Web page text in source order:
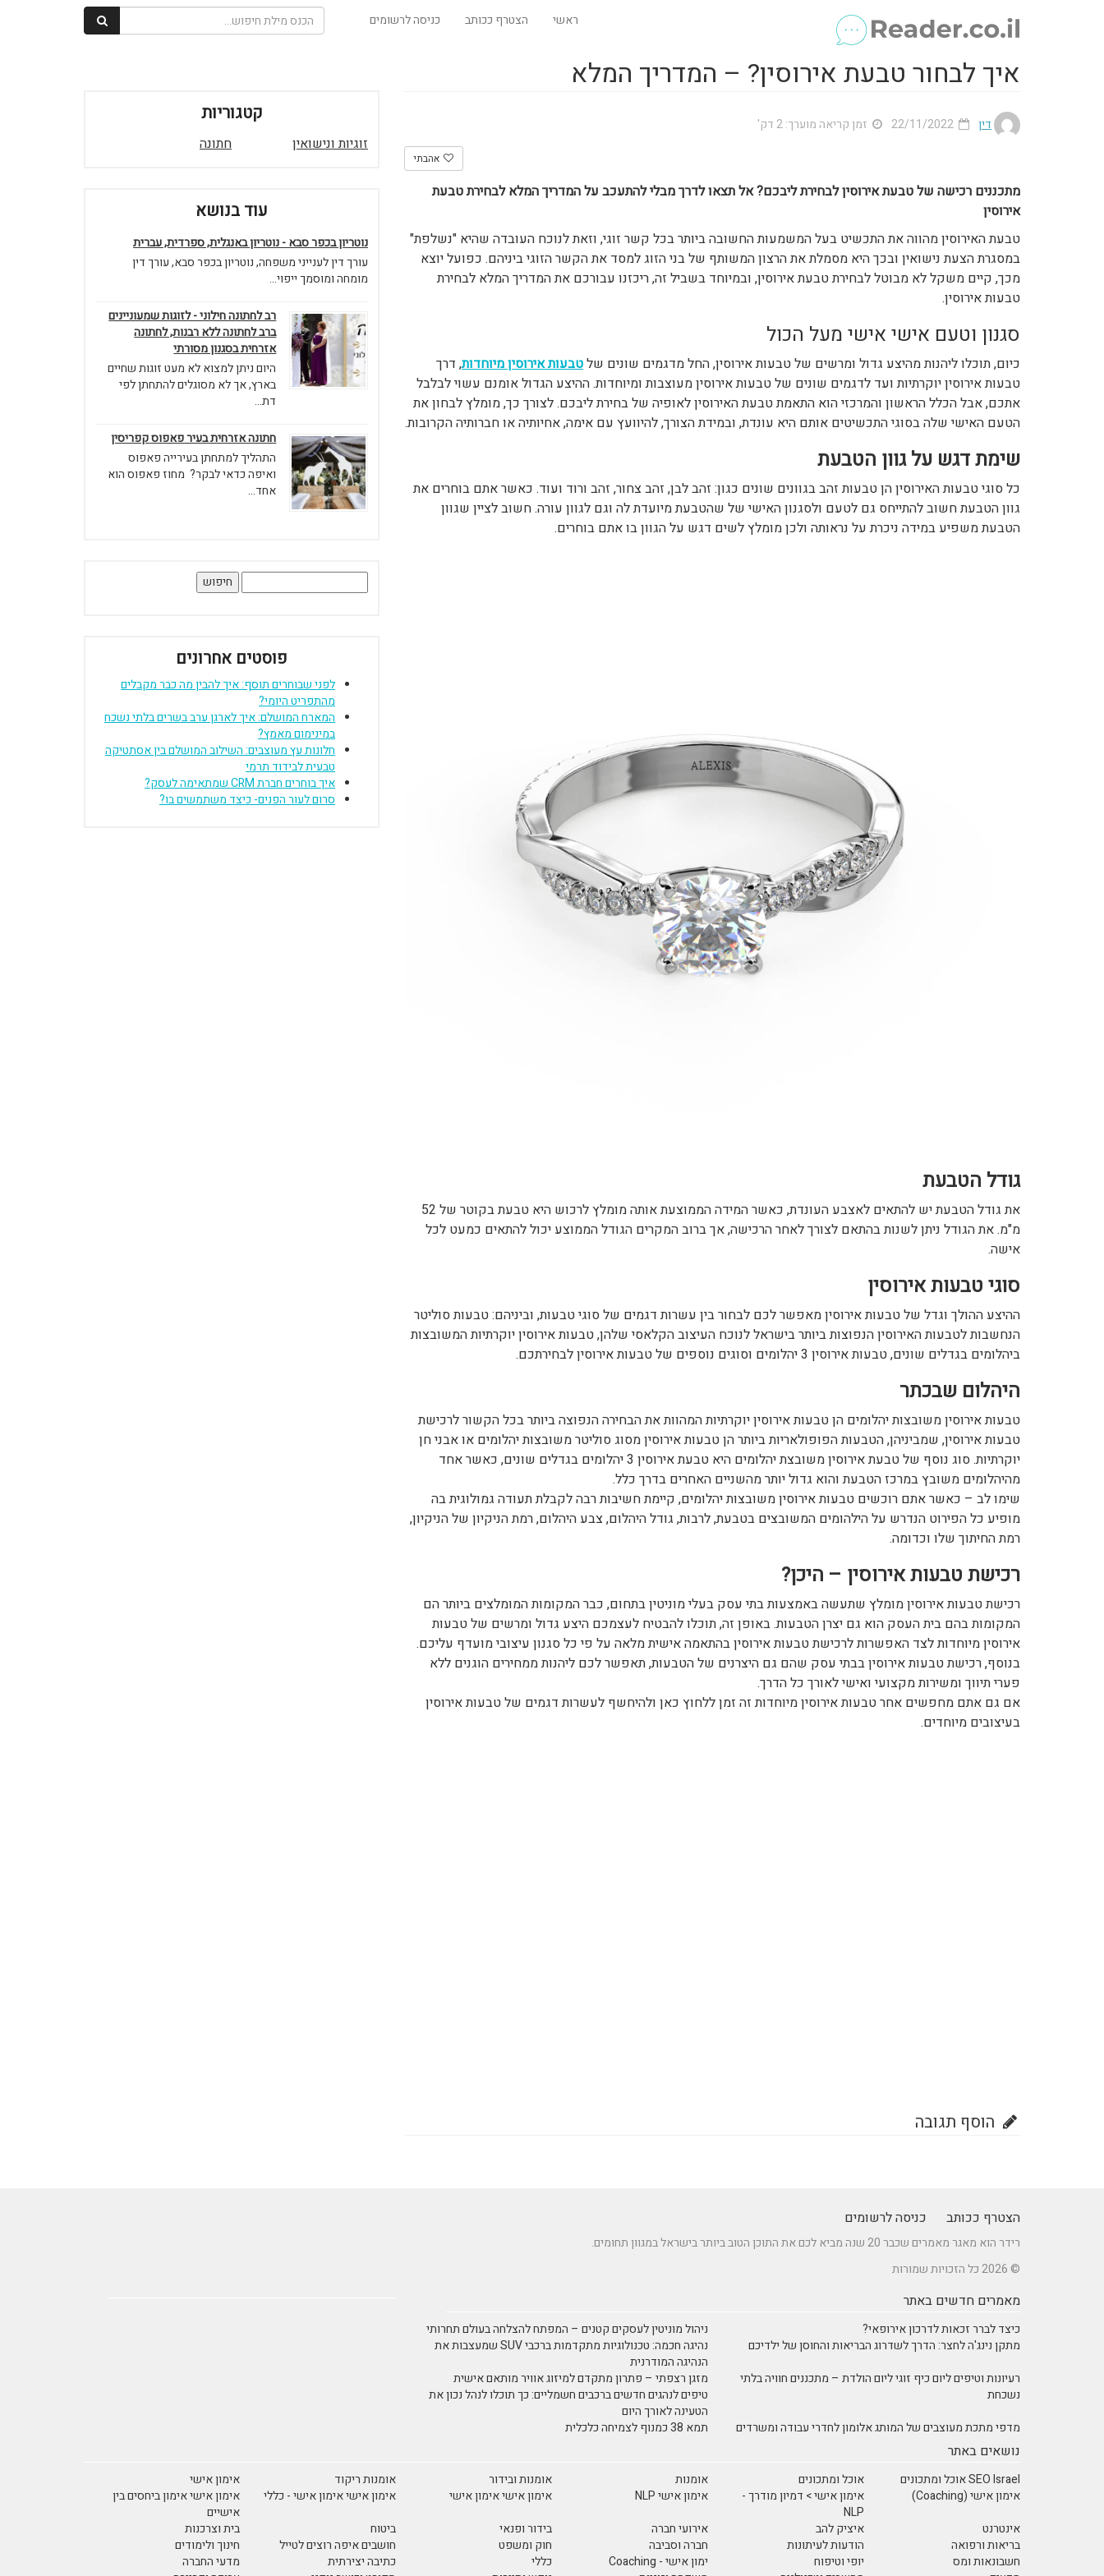
ראשי הצטרף ככותב כניסה לרשומים
איך לבחור טבעת אירוסין? – המדריך המלא
דין זמן קריאה מוערך: 2 דק'
אהבתי
מתכננים רכישה של טבעת אירוסין לבחירת ליבכם? אל תצאו לדרך מבלי להתעכב על המדריך המלא לבחירת טבעת
אירוסין
טבעת האירוסין מהווה את התכשיט בעל המשמעות החשובה ביותר בכל קשר זוגי, וזאת לנוכח העובדה שהיא "נשלפת"
במסגרת הצעת נישואין ובכך היא מסמלת את הרצון המשותף של בני הזוג למסד את הקשר הזוגי ביניהם. כפועל יוצא
מכך, קיים משקל לא מבוטל לבחירת טבעת אירוסין, ובמיוחד בשביל זה, ריכזנו עבורכם את המדריך המלא לבחירת
טבעות אירוסין.
סגנון וטעם אישי אישי מעל הכול
כיום, תוכלו ליהנות מהיצע גדול ומרשים של טבעות אירוסין, החל מדגמים שונים שלטבעות אירוסין מיוחדות, דרך
טבעות אירוסין יוקרתיות ועד לדגמים שונים של טבעות אירוסין מעוצבות ומיוחדות. ההיצע הגדול אומנם עשוי לבלבל
אתכם, אבל הכלל הראשון והמרכזי הוא התאמת טבעת האירוסין לאופיה של בחירת ליבכם. לצורך כך, מומלץ לבחון את
הטעם האישי שלה בסוגי התכשיטים אותם היא עונדת, ובמידת הצורך, להיוועץ עם אימה, אחיותיה או חברותיה הקרובות.
שימת דגש על גוון הטבעת
כל סוגי טבעות האירוסין הן טבעות זהב בגוונים שונים כגון: זהב לבן, זהב צחור, זהב ורוד ועוד. כאשר אתם בוחרים את
גוון הטבעת חשוב להתייחס גם לטעם ולסגנון האישי של שהטבעת מיועדת לה וגם לגוון עורה. חשוב לציין שגוון
הטבעת משפיע במידה ניכרת על נראותה ולכן מומלץ לשים דגש על הגוון בו אתם בוחרים.
גודל הטבעת
את גודל הטבעת יש להתאים לאצבע העונדת, כאשר המידה הממוצעת אותה מומלץ לרכוש היא טבעת בקוטר של 52
מ"מ. את הגודל ניתן לשנות בהתאם לצורך לאחר הרכישה, אך ברוב המקרים הגודל הממוצע יכול להתאים כמעט לכל
אישה.
סוגי טבעות אירוסין
ההיצע ההולך וגדל של טבעות אירוסין מאפשר לכם לבחור בין עשרות דגמים של סוגי טבעות, וביניהם: טבעות סוליטר
הנחשבות לטבעות האירוסין הנפוצות ביותר בישראל לנוכח העיצוב הקלאסי שלהן, טבעות אירוסין יוקרתיות המשובצות
ביהלומים בגדלים שונים, טבעות אירוסין 3 יהלומים וסוגים נוספים של טבעות אירוסין לבחירתכם.
היהלום שבכתר
טבעות אירוסין משובצות יהלומים הן טבעות אירוסין יוקרתיות המהוות את הבחירה הנפוצה ביותר בכל הקשור לרכישת
טבעות אירוסין, שמביניהן, הטבעות הפופולאריות ביותר הן טבעות אירוסין מסוג סוליטר משובצות יהלומים או אבני חן
יוקרתיות. סוג נוסף של טבעת אירוסין משובצת יהלומים היא טבעת אירוסין 3 יהלומים בגדלים שונים, כאשר אחד
מהיהלומים משובץ במרכז הטבעת והוא גדול יותר מהשניים האחרים בדרך כלל.
שימו לב – כאשר אתם רוכשים טבעות אירוסין משובצות יהלומים, קיימת חשיבות רבה לקבלת תעודה גמולוגית בה
מופיע כל הפירוט הנדרש על הילהומים המשובצים בטבעת, לרבות, גודל היהלום, צבע היהלום, רמת הניקיון של הניקיון,
רמת החיתוך שלו וכדומה.
רכישת טבעות אירוסין – היכן?
רכישת טבעות אירוסין מומלץ שתעשה באמצעות בתי עסק בעלי מוניטין בתחום, כבר המקומות המומלצים ביותר הם
המקומות בהם בית העסק הוא גם יצרן הטבעות. באופן זה, תוכלו להבטיח לעצמכם היצע גדול ומרשים של טבעות
אירוסין מיוחדות לצד האפשרות לרכישת טבעות אירוסין בהתאמה אישית מלאה על פי כל סגנון עיצובי מועדף עליכם.
בנוסף, רכישת טבעות אירוסין בבתי עסק שהם גם היצרנים של הטבעות, תאפשר לכם ליהנות ממחירים הוגנים ללא
פערי תיווך ומשירות מקצועי ואישי לאורך כל הדרך.
אם גם אתם מחפשים אחר טבעות אירוסין מיוחדות זה זמן ללחוץ כאן ולהיחשף לעשרות דגמים של טבעות אירוסין
בעיצובים מיוחדים.
הוסף תגובה
קטגוריות
זוגיות ונישואין חתונה
עוד בנושא
נוטריון בכפר סבא - נוטריון באנגלית, ספרדית, עברית
עורך דין לענייני משפחה, נוטריון בכפר סבא, עורך דין
מומחה ומוסמך ייפוי...
רב לחתונה חילוני - לזוגות שמעוניינים
ברב לחתונה ללא רבנות, לחתונה
אזרחית בסגנון מסורתי
היום ניתן למצוא לא מעט זוגות שחיים
בארץ, אך לא מסוגלים להתחתן לפי
דת...
חתונה אזרחית בעיר פאפוס קפריסין
התהליך למתחתן בעירייה פאפוס
ואיפה כדאי לבקר? מחוז פאפוס הוא
אחד...
פוסטים אחרונים
לפני שבוחרים תוסף: איך להבין מה כבר מקבלים
מהתפריט היומי?
המארח המושלם: איך לארגן ערב בשרים בלתי נשכח
במינימום מאמץ?
חלונות עץ מעוצבים: השילוב המושלם בין אסתטיקה
טבעית לבידוד תרמי
איך בוחרים חברת CRM שמתאימה לעסק?
סרום לעור הפנים- כיצד משתמשים בו?
הצטרף ככותב כניסה לרשומים
רידר הוא מאגר מאמרים שכבר 20 שנה מביא לכם את התוכן הטוב ביותר בישראל במגוון תחומים.
© 2026 כל הזכויות שמורות
מאמרים חדשים באתר
כיצד לברר זכאות לדרכון אירופאי?
ניהול מוניטין לעסקים קטנים – המפתח להצלחה בעולם תחרותי
מתקן נינג'ה לחצר: הדרך לשדרוג הבריאות והחוסן של ילדיכם
נהיגה חכמה: טכנולוגיות מתקדמות ברכבי SUV שמעצבות את
הנהיגה המודרנית
רעיונות וטיפים ליום כיף זוגי ליום הולדת – מתכננים חוויה בלתי
נשכחת
מזגן רצפתי – פתרון מתקדם למיזוג אוויר מותאם אישית
טיפים לנהגים חדשים ברכבים חשמליים: כך תוכלו לנהל נכון את
הטעינה לאורך היום
מדפי מתכת מעוצבים של המותג אלומון לחדרי עבודה ומשרדים
תמא 38 כמנוף לצמיחה כלכלית
נושאים באתר
SEO Israel אוכל ומתכונים אוכל ומתכונים אומנות אומנות ובידור אומנות ריקוד
אימון אישי
אימון אישי (Coaching)
אימון אישי > דמיון מודרך -
NLP
אימון אישי NLP אימון אישי אימון אישי אימון אישי אימון אישי - כללי
אימון אישי אימון ביחסים בין
אישיים
אינטרנט
איציק להב אירועי חברה בידור ופנאי ביטוח
בית וצרכנות
בריאות ורפואה
הודעות לעיתונות חברה וסביבה חוק ומשפט חושבים איפה רוצים לטייל
חינוך ולימודים
חשבונאות ומס
יופי וטיפוח ימון אישי - Coaching כללי כתיבה יצירתית
מדעי החברה